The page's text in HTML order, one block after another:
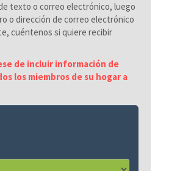
texto o correo electrónico, luego
o dirección de correo electrónico
cuéntenos si quiere recibir
de incluir información de
los miembros de su hogar a